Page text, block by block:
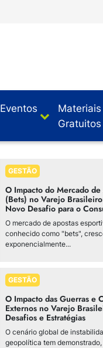
Eventos
Materiais
Gratuitos
GESTÃO
O Impacto do Mercado de
(Bets) no Varejo
Novo Desafio para o
O mercado de apostas
conhecido como "bets",
exponencialmente...
GESTÃO
O Impacto das Guerras e
Externos no Varejo
Desafios e Estratégias
O cenário global de
geopolítica tem